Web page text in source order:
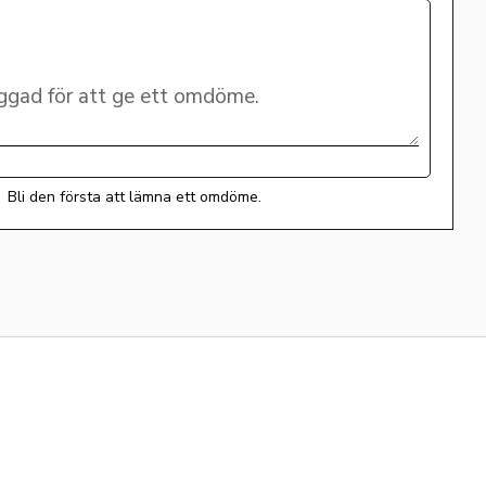
Bli den första att lämna ett omdöme.